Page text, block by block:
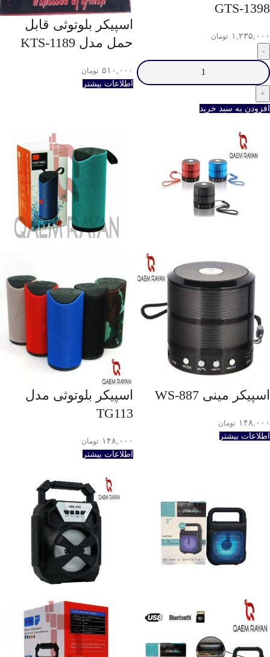
GTS-1398
۱,۲۳۵,۰۰۰ تومان
افزودن به سبد خرید
اسپیکر بلوتوثی قابل
حمل مدل KTS-1189
۵۱۰,۰۰۰ تومان
اطلاعات بیشتر
اسپیکر مینی WS-887
۱۴۸,۰۰۰ تومان
اطلاعات بیشتر
اسپیکر بلوتوثی مدل
TG113
۱۴۸,۰۰۰ تومان
اطلاعات بیشتر